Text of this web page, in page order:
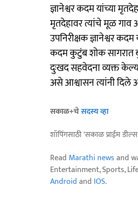
ज्ञानेश्वर कदम यांच्या
मृतदेहावर त्यांचे मूळ
उपनिरीक्षक ज्ञानेश्वर
कदम कुटुंब शोक सागरात
दुःखद सहवेदना व्यक्त
असे आश्वासन त्यांनी दिले
सकाळ+चेसदस्य व्हा
शॉपिंगसाठी 'सकाळ प्राईम
Read Marathi newsand
Entertainment, Sports,
Androidand IOS.